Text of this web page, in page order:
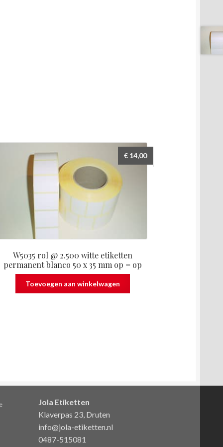
W5035 rol @ 2.500 witte etiketten
permanent blanco 50 x 35 mm op = op
€14,00
Toevoegen aan winkelwagen
Jola Etiketten
Klaverpas 23, Druten
info@jola-etiketten.nl
0487-515081